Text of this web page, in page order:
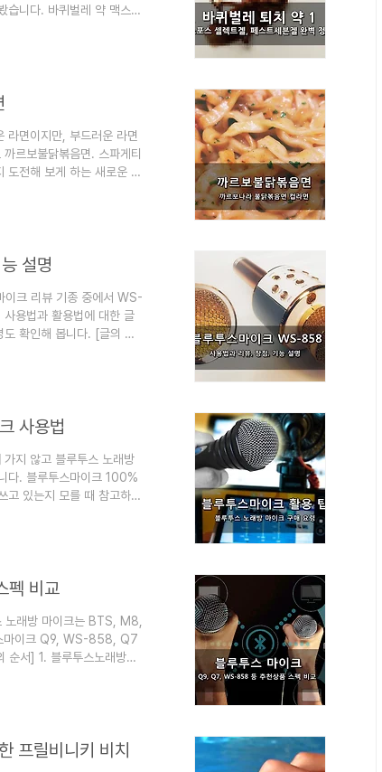
습니다. 바퀴벌레 약 맥스포
맥스포스 셀렉트겔과 페
라면이지만, 부드러운 라면
르보불닭볶음면. 스파게티
도전해 보게 하는 새로운 맛
면의 이 있습니다. 일명
설명
크 리뷰 기종 중에서 WS-
용법과 활용법에 대한 글
도 확인해 봅니다. [글의 순
마이크 WS-858 사용법
사용법
지 않고 블루투스 노래방
다. 블루투스마이크 100%
고 있는지 모를 때 참고하길
WS-858 등 추천상품 스
펙 비교
래방 마이크는 BTS, M8,
마이크 Q9, WS-858, Q7
순서] 1. 블루투스노래방마
노래방 마이크'란, 스마트
프릴비니키 비치